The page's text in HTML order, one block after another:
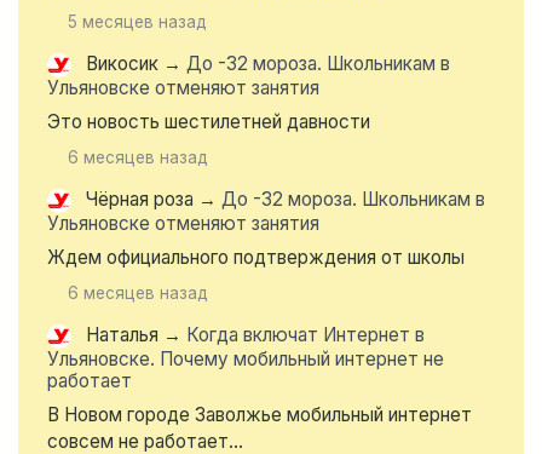
5 месяцев назад
Викосик → До -32 мороза. Школьникам в
Ульяновске отменяют занятия
Это новость шестилетней давности
6 месяцев назад
Чёрная роза → До -32 мороза. Школьникам в
Ульяновске отменяют занятия
Ждем официального подтверждения от школы
6 месяцев назад
Наталья → Когда включат Интернет в
Ульяновске. Почему мобильный интернет не
работает
В Новом городе Заволжье мобильный интернет
совсем не работает...